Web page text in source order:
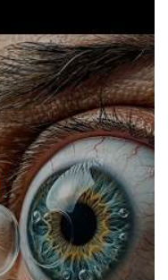
con Alizee Ribolzi nel
nel porto yemenita di
nel porto yemenita di
spazio alla
ultimo torneo prima